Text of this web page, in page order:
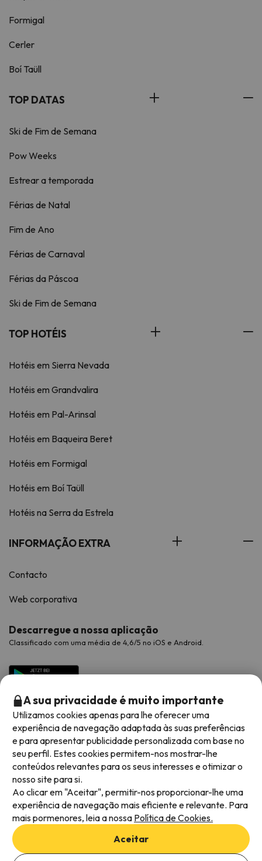
Formigal
Cerler
Boí Taüll
TOP DATAS
Ski de Fim de Semana
Pow Weeks
Estrear a temporada
Férias de Natal
Fim de Ano
Férias de Carnaval
Férias da Páscoa
Ski de Fim de Semana
TOP HOTÉIS
Hotéis em Sierra Nevada
Hotéis em Grandvalira
Hotéis em Pal-Arinsal
Hotéis em Baqueira Beret
Hotéis em Formigal
Hotéis em Boí Taüll
Hotéis na Serra da Estrela
INFORMAÇÃO EXTRA
Contacto
Web corporativa
Descarregue a nossa aplicação
Classificado com uma média de 4,6/5 no iOS e Android.
Métodos de pagamento disponíveis
Termos e condições gerais
Privacidade dos dados
A sua privacidade é muito importante
Utilizamos cookies apenas para lhe oferecer uma
experiência de navegação adaptada às suas preferências
e para apresentar publicidade personalizada com base no
seu perfil. Estes cookies permitem-nos mostrar-lhe
conteúdos relevantes para os seus interesses e otimizar o
nosso site para si.
Ao clicar em "Aceitar", permitir-nos proporcionar-lhe uma
experiência de navegação mais eficiente e relevante. Para
mais pormenores, leia a nossa Política de Cookies.
Aceitar